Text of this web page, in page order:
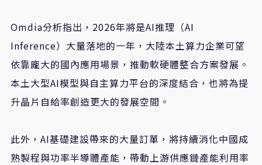
Omdia分析指出，2026年將是AI推理（AI
Inference）大量落地的一年，大陸本土算力企業可望
依靠龐大的國內應用場景，推動軟硬體整合方案發展。
本土大型AI模型與自主算力平台的深度結合，也將為提
升晶片自給率創造更大的發展空間。
此外，AI基礎建設帶來的大量訂單，將持續消化中國成
熟製程與功率半導體產能，帶動上游供應鏈產能利用率